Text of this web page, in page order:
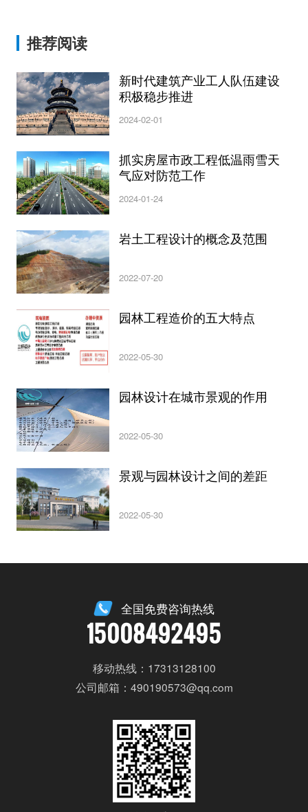
推荐阅读
新时代建筑产业工人队伍建设
积极稳步推进
2024-02-01
抓实房屋市政工程低温雨雪天
气应对防范工作
2024-01-24
岩土工程设计的概念及范围
2022-07-20
园林工程造价的五大特点
2022-05-30
园林设计在城市景观的作用
2022-05-30
景观与园林设计之间的差距
2022-05-30
全国免费咨询热线
15008492495
移动热线：17313128100
公司邮箱：490190573@qq.com